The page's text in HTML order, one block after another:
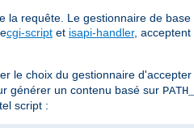
la requête. Le gestionnaire de
cgi-script et isapi-handler,
le choix du gestionnaire
générer un contenu basé sur
script :